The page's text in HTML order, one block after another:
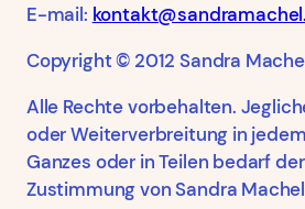
E-mail:
Copyright © 2012 Sandra
Alle Rechte vorbehalten.
oder Weiterverbreitung in
Ganzes oder in Teilen bedarf
Zustimmung von Sandra